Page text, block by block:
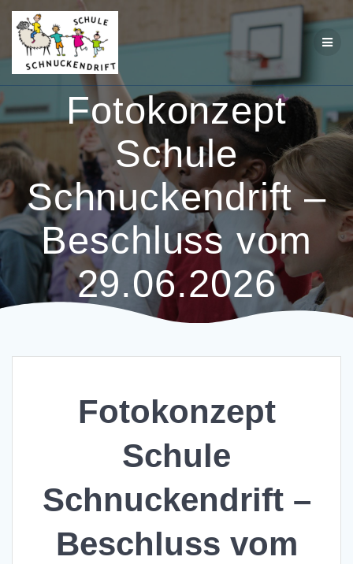
springen
Fotokonzept
Schule
Schnuckendrift –
Beschluss vom
29.06.2026
Fotokonzept
Schule
Schnuckendrift –
Beschluss vom